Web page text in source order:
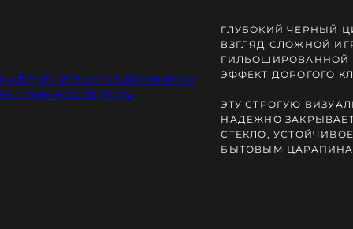
ГЛУБОКИЙ ЧЕРНЫЙ
ВЗГЛЯД СЛОЖНОЙ
ГИЛЬОШИРОВАННОЙ
ЭФФЕКТ ДОРОГОГО
ЭТУ СТРОГУЮ
НАДЕЖНО
СТЕКЛО,
БЫТОВЫМ